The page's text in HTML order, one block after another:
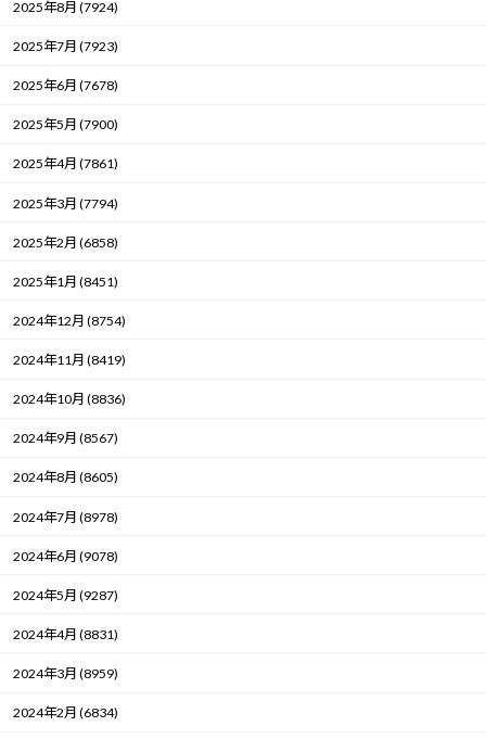
2025年8月 (7924)
2025年7月 (7923)
2025年6月 (7678)
2025年5月 (7900)
2025年4月 (7861)
2025年3月 (7794)
2025年2月 (6858)
2025年1月 (8451)
2024年12月 (8754)
2024年11月 (8419)
2024年10月 (8836)
2024年9月 (8567)
2024年8月 (8605)
2024年7月 (8978)
2024年6月 (9078)
2024年5月 (9287)
2024年4月 (8831)
2024年3月 (8959)
2024年2月 (6834)